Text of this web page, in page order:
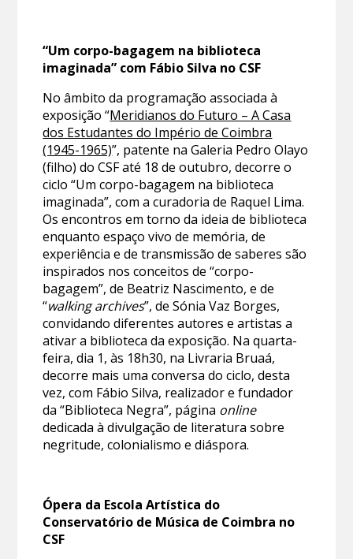
“Um corpo-bagagem na biblioteca
imaginada” com Fábio Silva no CSF
No âmbito da programação associada à
exposição “Meridianos do Futuro – A Casa
dos Estudantes do Império de Coimbra
(1945-1965)”, patente na Galeria Pedro Olayo
(filho) do CSF até 18 de outubro, decorre o
ciclo “Um corpo-bagagem na biblioteca
imaginada”, com a curadoria de Raquel Lima.
Os encontros em torno da ideia de biblioteca
enquanto espaço vivo de memória, de
experiência e de transmissão de saberes são
inspirados nos conceitos de “corpo-
bagagem”, de Beatriz Nascimento, e de
“walking archives”, de Sónia Vaz Borges,
convidando diferentes autores e artistas a
ativar a biblioteca da exposição. Na quarta-
feira, dia 1, às 18h30, na Livraria Bruaá,
decorre mais uma conversa do ciclo, desta
vez, com Fábio Silva, realizador e fundador
da “Biblioteca Negra”, página online
dedicada à divulgação de literatura sobre
negritude, colonialismo e diáspora.
Ópera da Escola Artística do
Conservatório de Música de Coimbra no
CSF